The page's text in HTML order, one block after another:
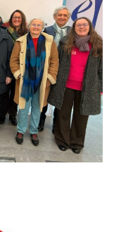
échange croisé
un projet Erasmus
sur l'éducation
la France…